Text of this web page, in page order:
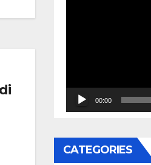
00:00
CATEGORIES